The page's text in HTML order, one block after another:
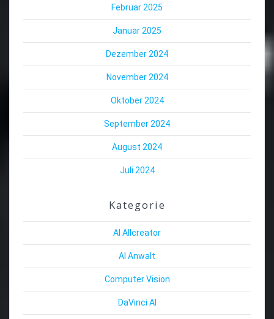
Februar 2025
Januar 2025
Dezember 2024
November 2024
Oktober 2024
September 2024
August 2024
Juli 2024
Kategorie
AI Allcreator
AI Anwalt
Computer Vision
DaVinci AI